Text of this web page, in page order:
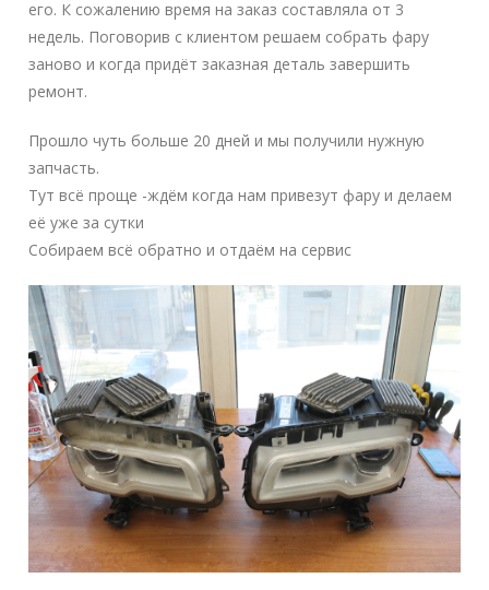
его. К сожалению время на заказ составляла от 3
недель. Поговорив с клиентом решаем собрать фару
заново и когда придёт заказная деталь завершить
ремонт.
Прошло чуть больше 20 дней и мы получили нужную
запчасть.
Тут всё проще -ждём когда нам привезут фару и делаем
её уже за сутки
Собираем всё обратно и отдаём на сервис